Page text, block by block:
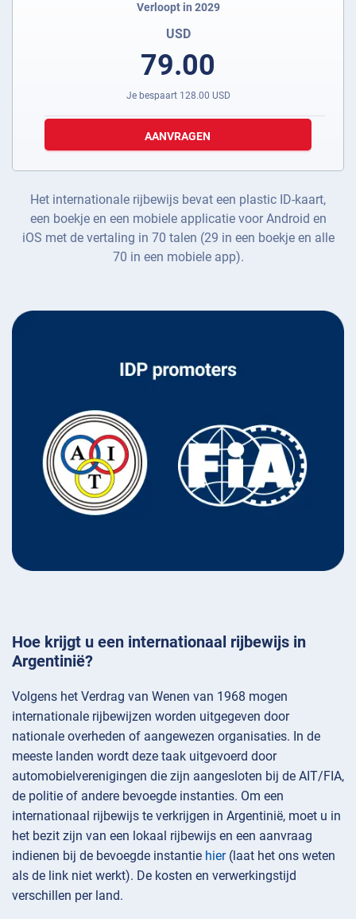
Verloopt in 2029
USD
79.00
Je bespaart 128.00 USD
AANVRAGEN
Het internationale rijbewijs bevat een plastic ID-kaart,
een boekje en een mobiele applicatie voor Android en
iOS met de vertaling in 70 talen (29 in een boekje en alle
70 in een mobiele app).
Hoe krijgt u een internationaal rijbewijs in
Argentinië?
Volgens het Verdrag van Wenen van 1968 mogen
internationale rijbewijzen worden uitgegeven door
nationale overheden of aangewezen organisaties. In de
meeste landen wordt deze taak uitgevoerd door
automobielverenigingen die zijn aangesloten bij de AIT/FIA,
de politie of andere bevoegde instanties. Om een
internationaal rijbewijs te verkrijgen in Argentinië, moet u in
het bezit zijn van een lokaal rijbewijs en een aanvraag
indienen bij de bevoegde instantie hier(laat het ons weten
als de link niet werkt). De kosten en verwerkingstijd
verschillen per land.